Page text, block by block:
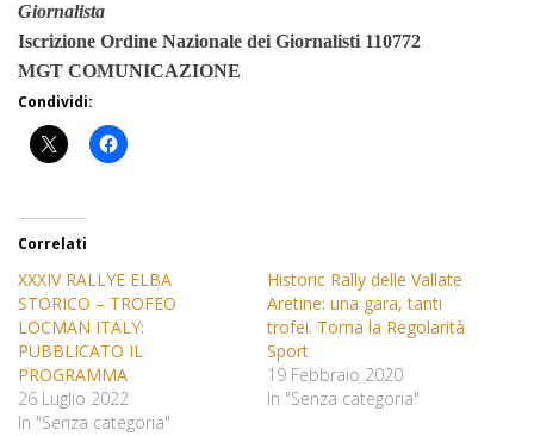
Giornalista
Iscrizione Ordine Nazionale dei Giornalisti 110772
MGT COMUNICAZIONE
Condividi:
Correlati
XXXIV RALLYE ELBA
STORICO – TROFEO
LOCMAN ITALY:
PUBBLICATO IL
PROGRAMMA
26 Luglio 2022
In "Senza categoria"
Historic Rally delle Vallate
Aretine: una gara, tanti
trofei. Torna la Regolarità
Sport
19 Febbraio 2020
In "Senza categoria"